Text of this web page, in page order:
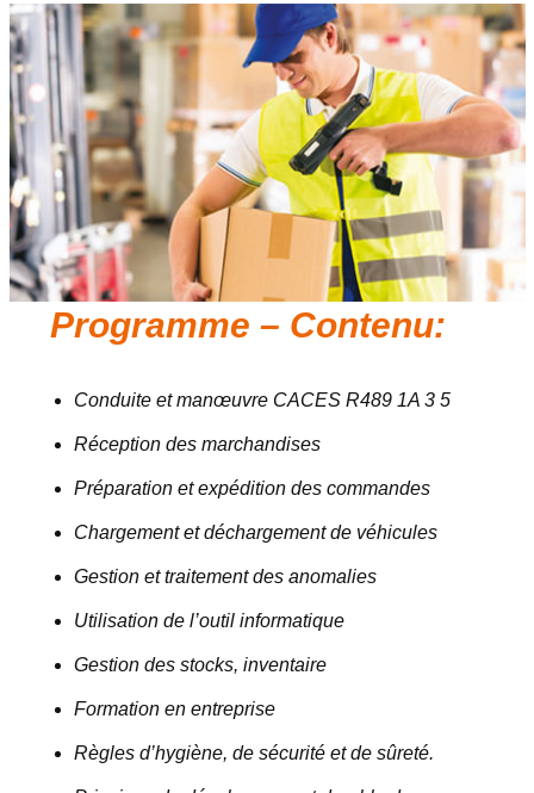
Programme – Contenu:
Conduite et manœuvre CACES R489 1A 3 5
Réception des marchandises
Préparation et expédition des commandes
Chargement et déchargement de véhicules
Gestion et traitement des anomalies
Utilisation de l’outil informatique
Gestion des stocks, inventaire
Formation en entreprise
Règles d’hygiène, de sécurité et de sûreté.